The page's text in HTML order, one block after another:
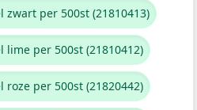
per 500st (21810413)
per 500st (21810412)
per 500st (21820442)